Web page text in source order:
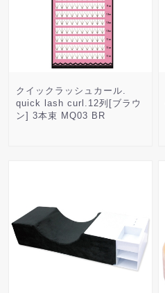
クイックラッシュカール.
quick lash curl.12列[ブラウ
ン] 3本束 MQ03 BR